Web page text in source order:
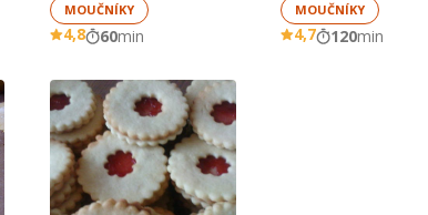
MOUČNÍKY
4,8 60min
MOUČNÍKY
4,7 120min